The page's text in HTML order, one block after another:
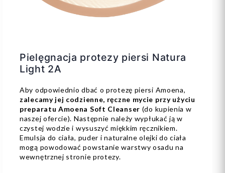
Pielęgnacja protezy piersi Natura
Light 2A
Aby odpowiednio dbać o protezę piersi Amoena,
zalecamy jej codzienne, ręczne mycie przy użyciu
preparatu Amoena Soft Cleanser (do kupienia w
naszej ofercie). Następnie należy wypłukać ją w
czystej wodzie i wysuszyć miękkim ręcznikiem.
Emulsja do ciała, puder i naturalne olejki do ciała
mogą powodować powstanie warstwy osadu na
wewnętrznej stronie protezy.